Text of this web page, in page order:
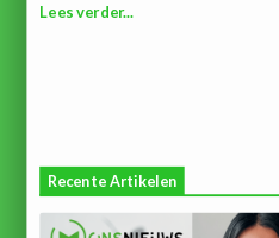
Lees verder...
Recente Artikelen